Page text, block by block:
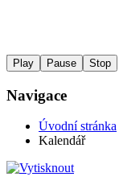
Play Pause Stop
Navigace
Úvodní stránka
Kalendář